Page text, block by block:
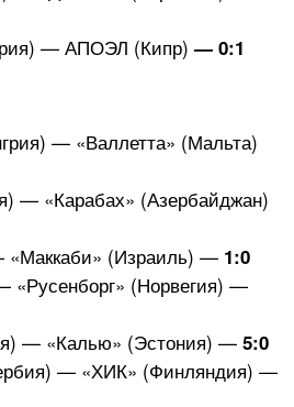
— АПОЭЛ (Кипр) — 0:1
— «Валлетта» (Мальта)
— «Карабах» (Азербайджан)
(Израиль) — 1:0
«Русенборг» (Норвегия) —
— «Калью» (Эстония) — 5:0
— «ХИК» (Финляндия) —